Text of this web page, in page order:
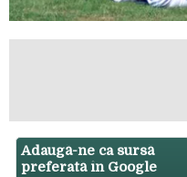
Adaugă-ne ca sursă
preferată în Google